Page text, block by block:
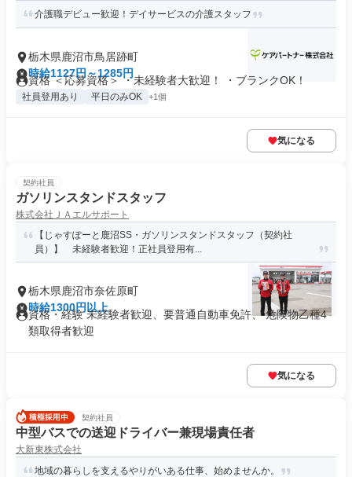
介護職デビュー歓迎！デイサービスの介護スタッフ
栃木県鹿沼市鳥居跡町
時給1127円～1285円
資格 ＜応募資格＞ ・未経験者大歓迎！ ・ブランクOK！
社員登用あり 平日のみOK +1個
気になる
契約社員
ガソリンスタンドスタッフ
株式会社ＪＡエルサポート
【じゃすぽーと鹿沼SS・ガソリンスタンドスタッフ（契約社
員）】 未経験者歓迎！正社員登用有...
栃木県鹿沼市奈佐原町
時給1300円以上
資格・経験 未経験者歓迎、要普通自動車免許、 危険物乙種4
類取得者歓迎
気になる
契約社員
中型バスでの送迎ドライバー兼現場責任者
大新東株式会社
地域の暮らしを支えるやりがいある仕事、始めませんか。